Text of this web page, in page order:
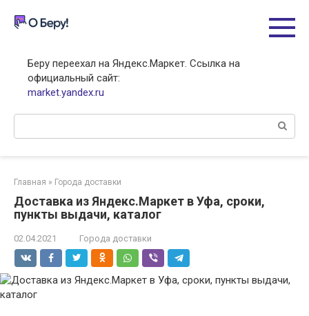
Беру переехал на Яндекс.Маркет. Ссылка на
официальный сайт:
market.yandex.ru
Поиск:
Главная » Города доставки
Доставка из Яндекс.Маркет в Уфа, сроки,
пункты выдачи, каталог
02.04.2021 Города доставки